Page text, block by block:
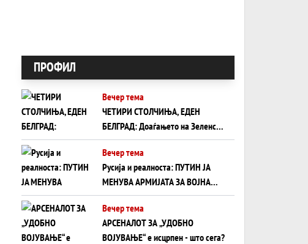
ПРОФИЛ
Вечер тема
ЧЕТИРИ СТОЛЧИЊА, ЕДЕН
БЕЛГРАД: Доаѓањето на Зеленски
ги открива тајните на политиката
на балансирање на Вучиќ
Вечер тема
Русија и реалноста: ПУТИН ЈА
МЕНУВА АРМИЈАТА ЗА ВОЈНА
ШТО ОСТАНУВА БЕЗ ФРОНТ
Вечер тема
АРСЕНАЛОТ ЗА „УДОБНО
ВОЈУВАЊЕ“ е исцрпен - што сега?